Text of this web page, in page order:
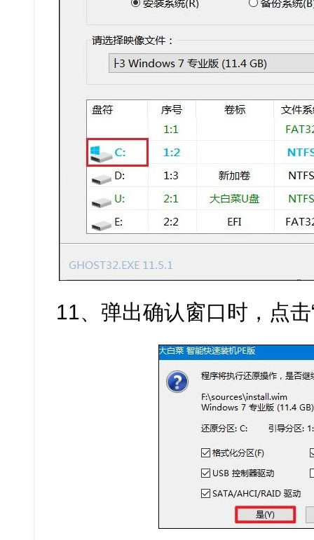
11、弹出确认窗口时，点